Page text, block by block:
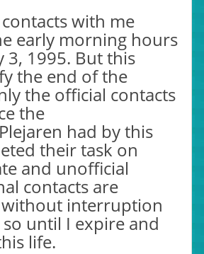
with me
early morning hours
3, 1995. But this
the end of the
the official contacts
the
had by this
their task on
and unofficial
contacts are
interruption
until I expire and
life.